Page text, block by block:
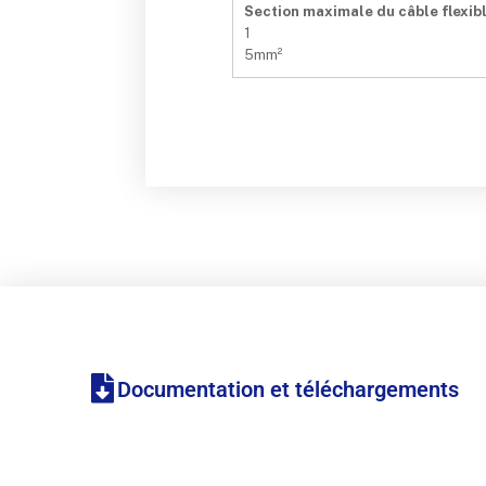
Section maximale du câble
1
5mm²
Documentation et téléchargements